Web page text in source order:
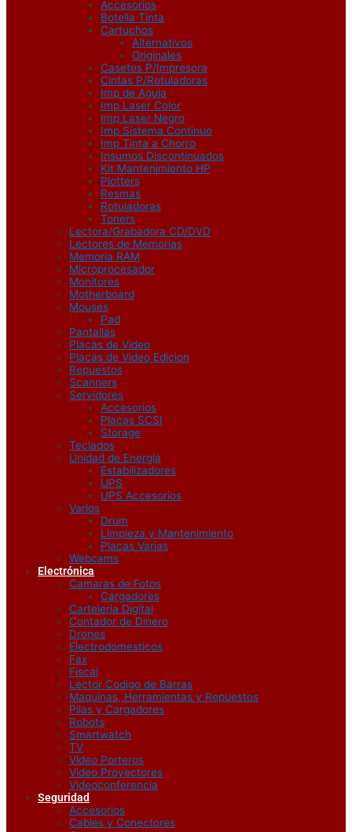
Accesorios
Botella Tinta
Cartuchos
Alternativos
Originales
Casetes P/Impresora
Cintas P/Rotuladoras
Imp de Aguja
Imp Laser Color
Imp Laser Negro
Imp Sistema Continuo
Imp Tinta a Chorro
Insumos Discontinuados
Kit Mantenimiento HP
Plotters
Resmas
Rotuladoras
Toners
Lectora/Grabadora CD/DVD
Lectores de Memorias
Memoria RAM
Microprocesador
Monitores
Motherboard
Mouses
Pad
Pantallas
Placas de Video
Placas de Video Edicion
Repuestos
Scanners
Servidores
Accesorios
Placas SCSI
Storage
Teclados
Unidad de Energía
Estabilizadores
UPS
UPS Accesorios
Varios
Drum
Limpieza y Mantenimiento
Placas Varias
Webcams
Electrónica
Camaras de Fotos
Cargadores
Carteleria Digital
Contador de Dinero
Drones
Electrodomesticos
Fax
Fiscal
Lector Codigo de Barras
Maquinas, Herramientas y Repuestos
Pilas y Cargadores
Robots
Smartwatch
TV
Video Porteros
Video Proyectores
Videoconferencia
Seguridad
Accesorios
Cables y Conectores